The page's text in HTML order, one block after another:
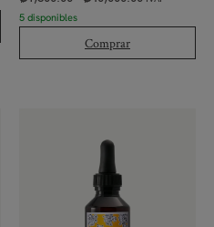
5 disponibles
Comprar